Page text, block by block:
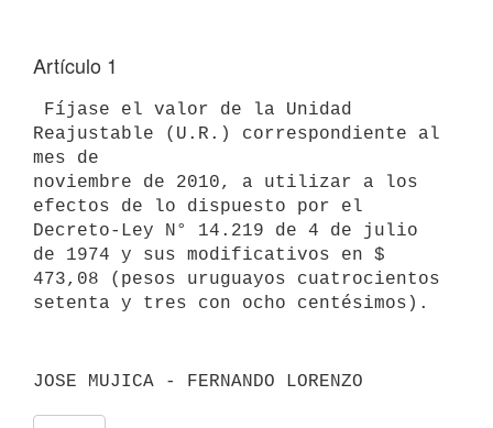
Artículo 1
Reajustable (U.R.) correspondiente al
mes de
noviembre de 2010, a utilizar a los
efectos de lo dispuesto por el
Decreto-Ley N° 14.219 de 4 de julio
de 1974 y sus modificativos en $
473,08 (pesos uruguayos cuatrocientos